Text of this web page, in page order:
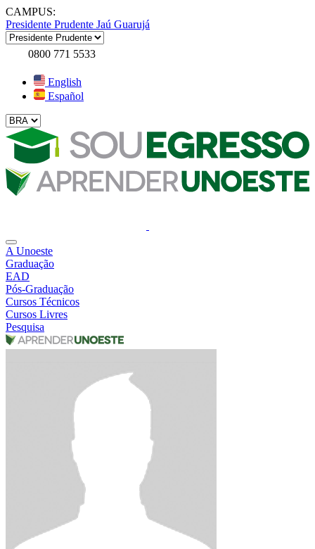
CAMPUS:
Presidente Prudente Jaú Guarujá
0800 771 5533
English
Español
A Unoeste
Graduação
EAD
Pós-Graduação
Cursos Técnicos
Cursos Livres
Pesquisa